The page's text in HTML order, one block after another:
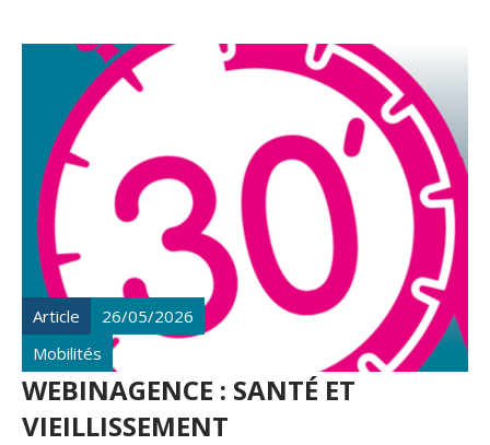
Article
26/05/2026
Mobilités
WEBINAGENCE : SANTÉ ET
VIEILLISSEMENT